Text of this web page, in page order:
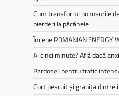
Cum transformi bonusurile
pierderi la păcănele
Începe ROMANIAN ENERGY
Ai cinci minute? Află dacă
Pardoseli pentru trafic
Cort pescuit și granița dintre